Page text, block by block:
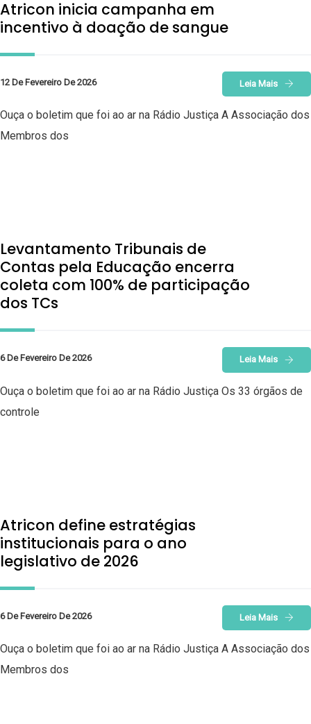
Atricon inicia campanha em
incentivo à doação de sangue
12 De Fevereiro De 2026 Leia Mais
Ouça o boletim que foi ao ar na Rádio Justiça A Associação dos
Membros dos
Levantamento Tribunais de
Contas pela Educação encerra
coleta com 100% de participação
dos TCs
6 De Fevereiro De 2026 Leia Mais
Ouça o boletim que foi ao ar na Rádio Justiça Os 33 órgãos de
controle
Atricon define estratégias
institucionais para o ano
legislativo de 2026
6 De Fevereiro De 2026 Leia Mais
Ouça o boletim que foi ao ar na Rádio Justiça A Associação dos
Membros dos